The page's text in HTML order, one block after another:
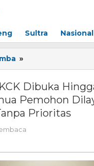
Sultra Nasional
»
SKCK
Hingga
Minggu,
Semua
Dilayani
Adil
Dibuka
Pemohon
Prioritas